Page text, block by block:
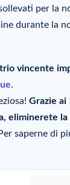
per la
durante la
vincente
.
Grazie
eliminerete
saperne di